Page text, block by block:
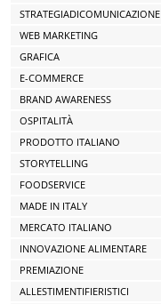
STRATEGIADICOMUNICAZIONE
WEB MARKETING
GRAFICA
E-COMMERCE
BRAND AWARENESS
OSPITALITÀ
PRODOTTO ITALIANO
STORYTELLING
FOODSERVICE
MADE IN ITALY
MERCATO ITALIANO
INNOVAZIONE ALIMENTARE
PREMIAZIONE
ALLESTIMENTIFIERISTICI